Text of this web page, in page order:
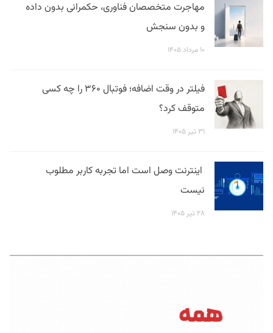
مهاجرت متخصصان فناوری، حکمرانی بدون داده
و بدون سنجش
۱۰ مرداد ۱۴۰۵
فیلتر در وقت اضافه؛ فوتبال ۳۶۰ را چه کسی
متوقف کرد؟
۳۱ تیر ۱۴۰۵
اینترنت وصل است اما تجربه کاربر مطلوب
نیست
۲۸ تیر ۱۴۰۵